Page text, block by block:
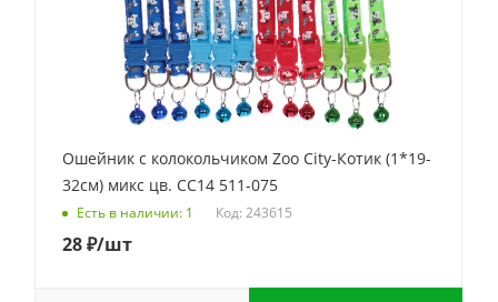
Ошейник с колокольчиком Zoo City-Котик (1*19-
32см) микс цв. CC14 511-075
Есть в наличии: 1 Код: 243615
28₽/шт